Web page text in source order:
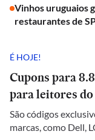
Vinhos uruguaios
restaurantes de
É HOJE!
Cupons para
para leitores do
São códigos
marcas, como Dell,